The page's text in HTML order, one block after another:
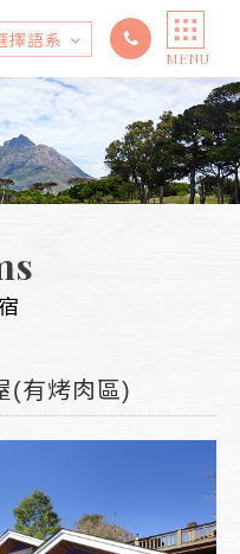
擇語系
Language
MENU
(有烤肉區)